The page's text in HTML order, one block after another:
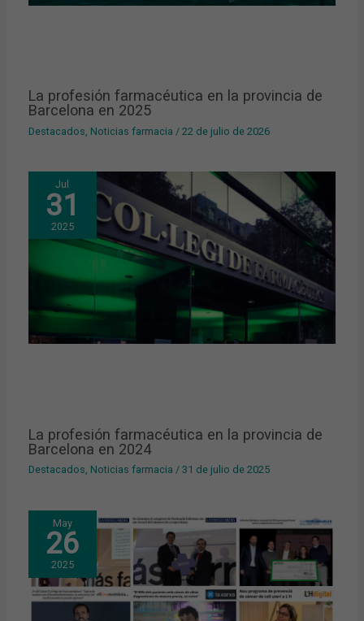
La profesión farmacéutica en la provincia de
Barcelona en 2025
Destacados Noticias farmacia /22 de julio de 2026
Jul
31
2025
La profesión farmacéutica en la provincia de
Barcelona en 2024
Destacados, Noticias farmacia /31 de julio de 2025
May
26
2025